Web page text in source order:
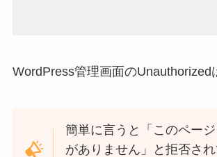
WordPress管理画面のUnauthorized
簡単に言うと「このペー
がありません」と拒否さ